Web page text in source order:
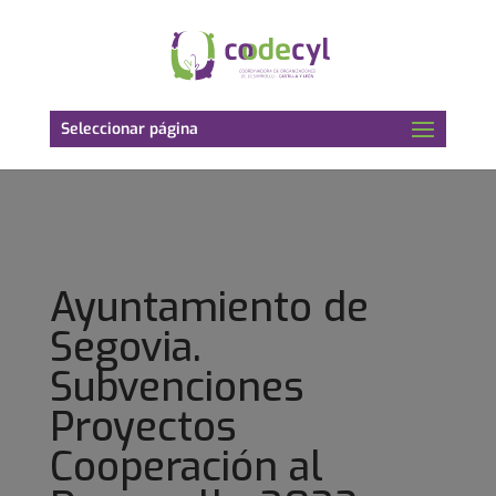
Seleccionar página
Ayuntamiento de
Segovia.
Subvenciones
Proyectos
Cooperación al